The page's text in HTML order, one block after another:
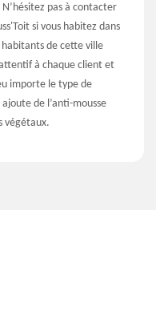
pas à contacter
si vous habitez dans
habitants de cette ville
à chaque client et
importe le type de
de l’anti-mousse
végétaux.